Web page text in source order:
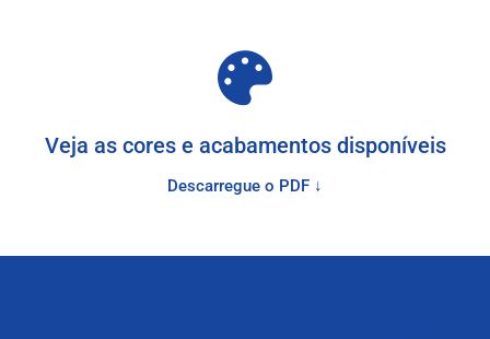
Veja as cores e acabamentos disponíveis
Descarregue o PDF ↓